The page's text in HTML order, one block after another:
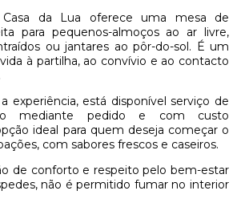
da Lua oferece uma mesa de
para pequenos-almoços ao ar livre,
ou jantares ao pôr-do-sol. É um
à partilha, ao convívio e ao contacto
experiência, está disponível serviço de
mediante pedido e com custo
ideal para quem deseja começar o
com sabores frescos e caseiros.
de conforto e respeito pelo bem-estar
não é permitido fumar no interior